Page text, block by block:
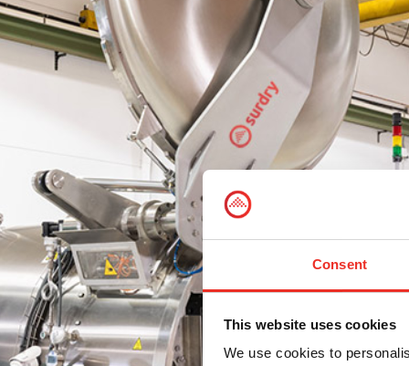
Consent
This website uses cookies
We use cookies to